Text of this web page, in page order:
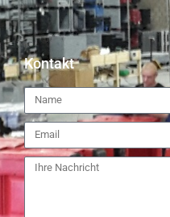
Kontakt